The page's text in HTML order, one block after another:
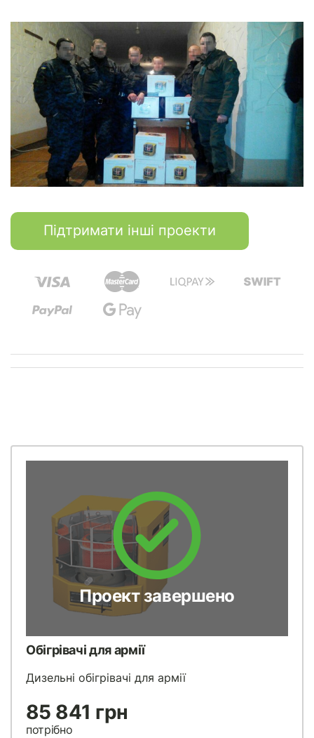
Підтримати інші проекти
Проект завершено
Обігрівачі для армії
Дизельні обігрівачі для армії
85 841 грн
потрібно